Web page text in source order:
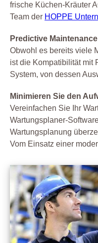
frische Küchen-Kräuter
Team der HOPPE
Predictive
Obwohl es bereits viele
ist die Kompatibilität mit
System, von dessen
Minimieren Sie den
Vereinfachen Sie Ihr
Wartungsplaner-
Wartungsplanung
Vom Einsatz einer